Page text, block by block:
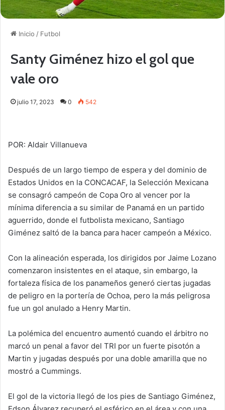
Inicio / Futbol
Santy Giménez hizo el gol que
vale oro
julio 17, 2023 0 542
POR: Aldair Villanueva
Después de un largo tiempo de espera y del dominio de
Estados Unidos en la CONCACAF, la Selección Mexicana
se consagró campeón de Copa Oro al vencer por la
mínima diferencia a su similar de Panamá en un partido
aguerrido, donde el futbolista mexicano, Santiago
Giménez saltó de la banca para hacer campeón a México.
Con la alineación esperada, los dirigidos por Jaime Lozano
comenzaron insistentes en el ataque, sin embargo, la
fortaleza física de los panameños generó ciertas jugadas
de peligro en la portería de Ochoa, pero la más peligrosa
fue un gol anulado a Henry Martin.
La polémica del encuentro aumentó cuando el árbitro no
marcó un penal a favor del TRI por un fuerte pisotón a
Martin y jugadas después por una doble amarilla que no
mostró a Cummings.
El gol de la victoria llegó de los pies de Santiago Giménez,